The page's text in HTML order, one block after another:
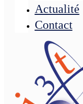
Actualité
Contact